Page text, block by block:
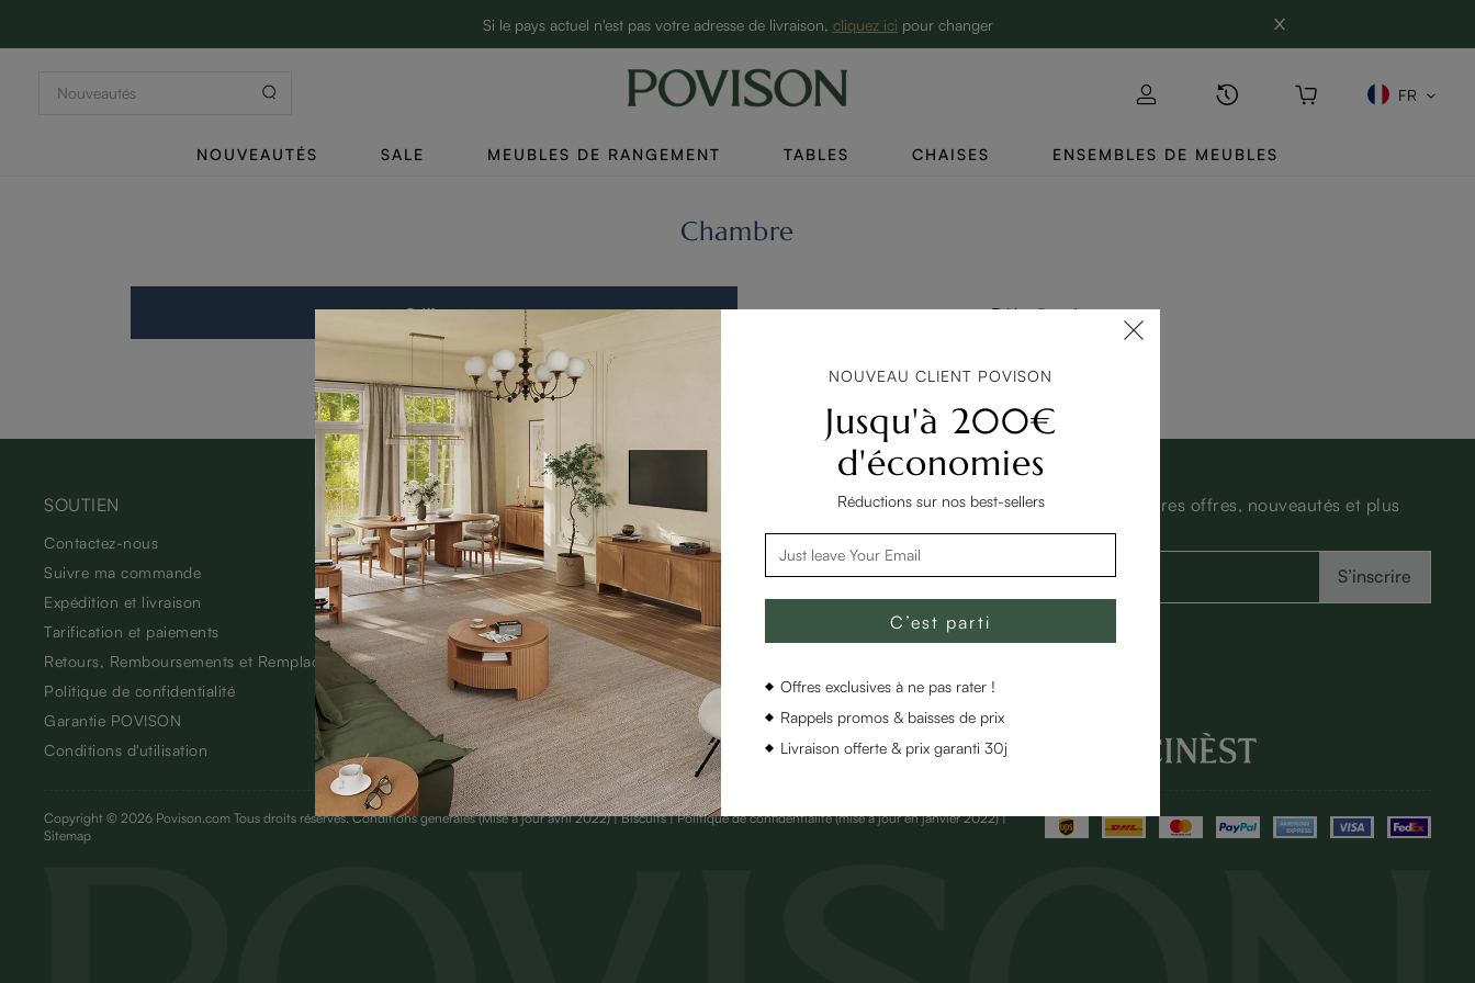
Si le pays actuel n'est pas votre adresse de livraison, cliquez ici pour changer
10% de réduction sur 2 articles→
FR
NOUVEAUTÉS SALE MEUBLES DE RANGEMENT TABLES CHAISES ENSEMBLES DE MEUBLES
Chambre
Coiffeuse Tables d'appoint
SOUTIEN
Contactez-nous
Suivre ma commande
Expédition et livraison
Tarification et paiements
Retours, Remboursements et Remplacements
Politique de confidentialité
Garantie POVISON
Conditions d'utilisation
À PROPOS DE POVISON
Notre histoire
Blog
Avis des clients
Durabilité
CONTACTEZ-NOUS
Centre d'aide
E-mail: supportingcenter@povison.com
WhatsApp: +1 (949) 385-6433
Découvrez les dernières offres, nouveautés et plus
S’inscrire
NOS MARQUES
Copyright © 2026 Povison.com Tous droits réservés. Conditions générales(Mise à jour avril 2022) | Biscuits | Politique de confidentialité(mise à jour en janvier 2022) |
Sitemap
NOUVEAU CLIENT POVISON
Jusqu'à 200€
d'économies
Réductions sur nos best-sellers
C’est parti
Offres exclusives à ne pas rater !
Rappels promos & baisses de prix
Livraison offerte & prix garanti 30j